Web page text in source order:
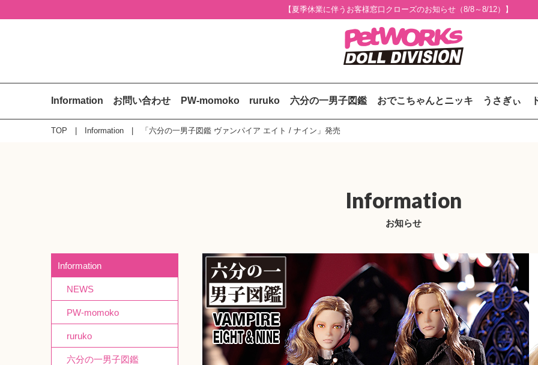
【夏季休業に伴うお客様窓口クローズのお知らせ（8/8～8/12）】
Information お問い合わせ PW-momoko ruruko 六分の一男子図鑑 おでこちゃんとニッキ うさぎぃ
TOP Information 「六分の一男子図鑑 ヴァンパイア エイト / ナイン」発売
Information
お知らせ
Information
NEWS
PW-momoko
ruruko
六分の一男子図鑑